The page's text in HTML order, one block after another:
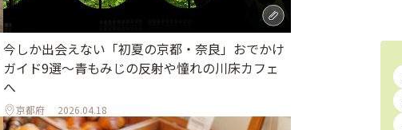
今しか出会えない「初夏の京都・奈良」おでかけ
ガイド9選～青もみじの反射や憧れの川床カフェ
へ
京都府 2026.04.18